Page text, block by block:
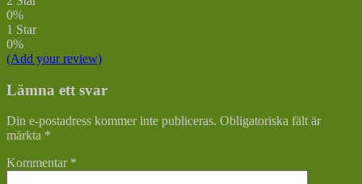
0%
1 Star
0%
(Add your review)
Lämna ett svar
Din e-postadress kommer inte publiceras. Obligatoriska fält är
märkta *
Kommentar *